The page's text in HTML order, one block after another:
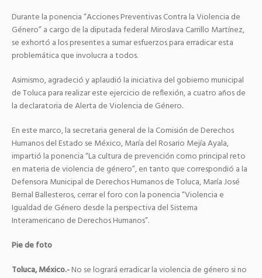
Durante la ponencia “Acciones Preventivas Contra la Violencia de
Género” a cargo de la diputada federal Miroslava Carrillo Martínez,
se exhortó a los presentes a sumar esfuerzos para erradicar esta
problemática que involucra a todos.
Asimismo, agradeció y aplaudió la iniciativa del gobierno municipal
de Toluca para realizar este ejercicio de reflexión, a cuatro años de
la declaratoria de Alerta de Violencia de Género.
En este marco, la secretaria general de la Comisión de Derechos
Humanos del Estado se México, María del Rosario Mejía Ayala,
impartió la ponencia “La cultura de prevención como principal reto
en materia de violencia de género”, en tanto que correspondió a la
Defensora Municipal de Derechos Humanos de Toluca, María José
Bernal Ballesteros, cerrar el foro con la ponencia “Violencia e
Igualdad de Género desde la perspectiva del Sistema
Interamericano de Derechos Humanos”.
Pie de foto
Toluca, México.-No se logrará erradicar la violencia de género si no